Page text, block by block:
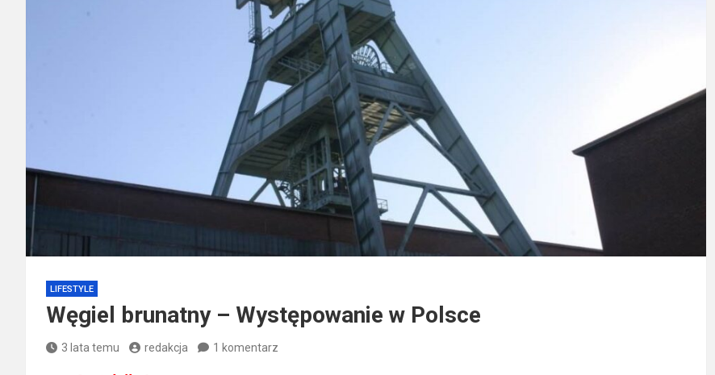
LIFESTYLE
Węgiel brunatny – Występowanie w Polsce
3 lata temu redakcja 1 komentarz